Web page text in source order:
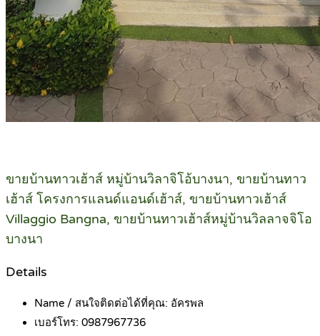
ขายบ้านทาวเฮ้าส์ หมู่บ้านวิลาจิโอ้บางนา, ขายบ้านทาว
เฮ้าส์ โครงการแลนด์แอนด์เฮ้าส์, ขายบ้านทาวเฮ้าส์
Villaggio Bangna, ขายบ้านทาวเฮ้าส์หมู่บ้านวิลลาจจิโอ
บางนา
Details
Name / สนใจติดต่อได้ที่คุณ: อัครพล
เบอร์โทร: 0987967736